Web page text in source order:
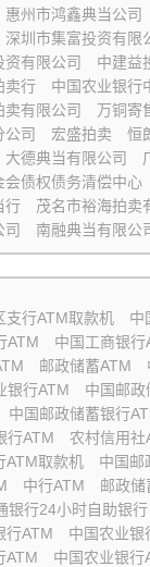
惠州市鸿鑫典当公司
深圳市集富投资有限
资有限公司
中建益
卖行
中国农业银行
卖有限公司
万铜寄
公司 宏盛拍卖
恒
大德典当有限公司
会债权债务清偿中心
行
茂名市裕海拍卖
司 南融典当有限公
支行ATM取款机
中
ATM
中国工商银行
邮政储蓄ATM
银行ATM
中国邮政
中国邮政储蓄银行
行ATM
农村信用社
ATM取款机
中国邮
中行ATM
邮政储
银行24小时自助银行
行ATM
中国农业银
ATM
中国农业银行